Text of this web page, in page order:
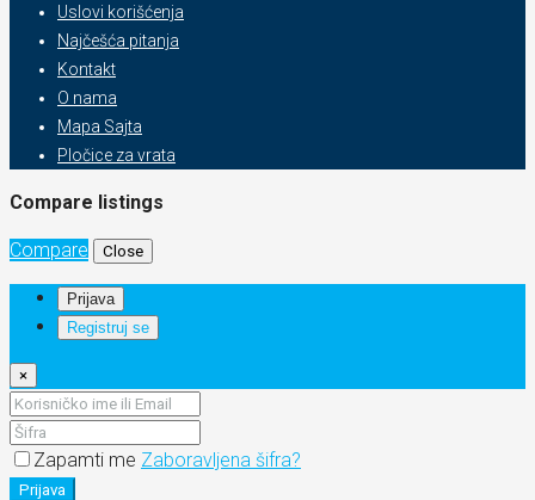
Uslovi korišćenja
Najčešća pitanja
Kontakt
O nama
Mapa Sajta
Pločice za vrata
Compare listings
Compare Close
Prijava
Registruj se
×
Zapamti me Zaboravljena šifra?
Prijava